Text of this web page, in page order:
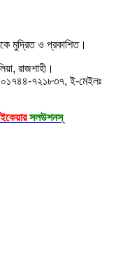
মুদ্রিত ও প্রকাশিত।
রাজশাহী।
৭২১৮৩৭, ই-মেইলঃ
ইকেয়ার সলউশনস্